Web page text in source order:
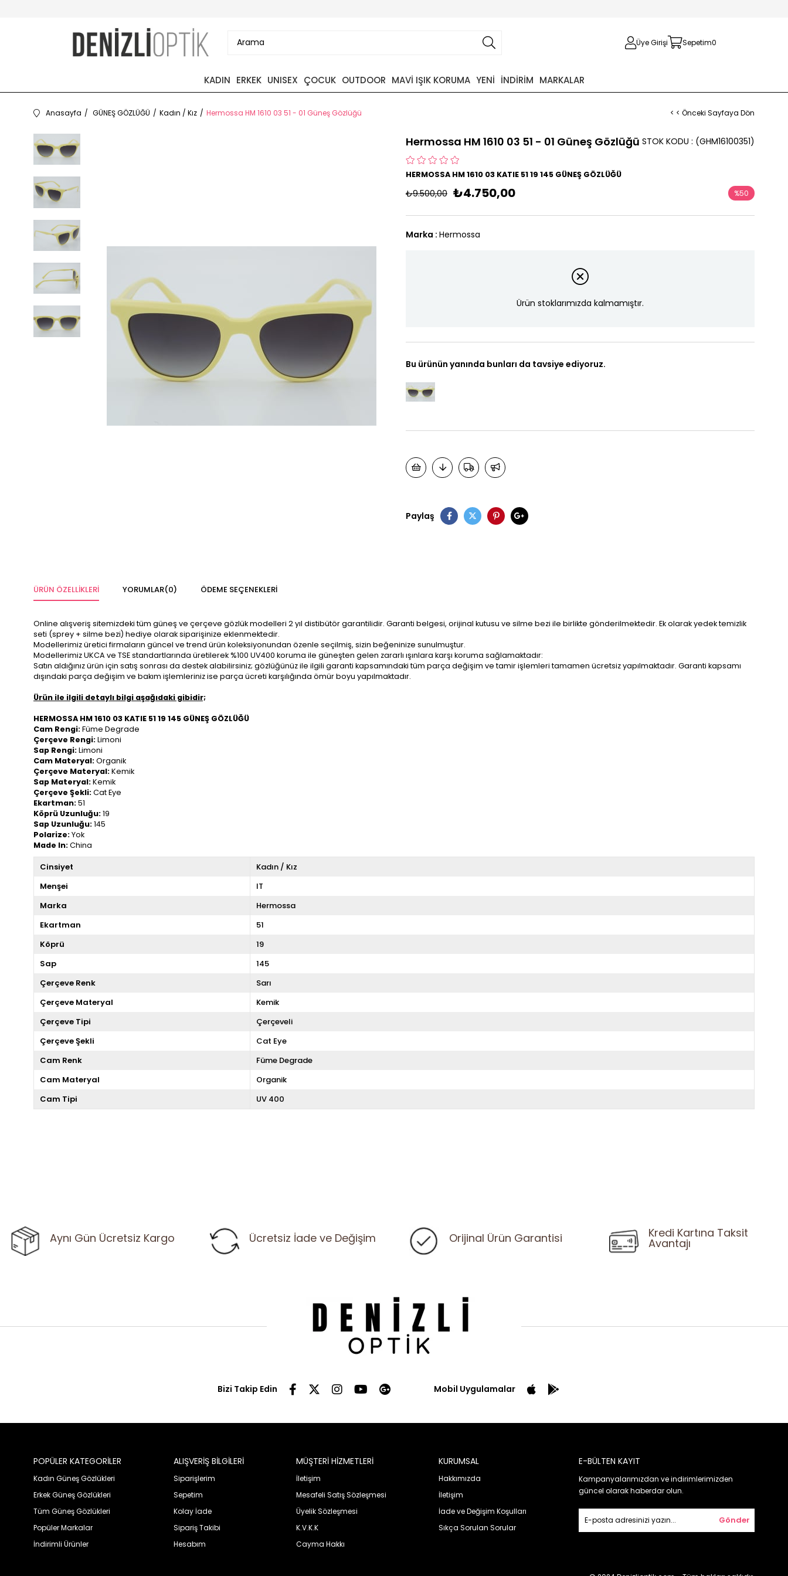
Üye Girişi Sepetim0
KADIN ERKEK UNISEX ÇOCUK OUTDOOR MAVİ IŞIK KORUMA YENİ İNDİRİM MARKALAR
Anasayfa GÜNEŞ GÖZLÜĞÜ Kadın / Kız Hermossa HM 1610 03 51 - 01 Güneş Gözlüğü < < Önceki Sayfaya Dön
Hermossa HM 1610 03 51 - 01 Güneş Gözlüğü (GHM16100351)
STOK KODU
HERMOSSA HM 1610 03 KATIE 51 19 145 GÜNEŞ GÖZLÜĞÜ
₺9.500,00 ₺4.750,00 %50
Marka : Hermossa
Ürün stoklarımızda kalmamıştır.
Bu ürünün yanında bunları da tavsiye ediyoruz.
Paylaş
ÜRÜN ÖZELLIKLERI YORUMLAR(0) ÖDEME SEÇENEKLERI
Online alışveriş sitemizdeki tüm güneş ve çerçeve gözlük modelleri 2 yıl distibütör garantilidir. Garanti belgesi, orijinal kutusu ve silme bezi ile birlikte gönderilmektedir. Ek olarak yedek temizlik
seti (sprey + silme bezi) hediye olarak siparişinize eklenmektedir.
Modellerimiz üretici firmaların güncel ve trend ürün koleksiyonundan özenle seçilmiş, sizin beğeninize sunulmuştur.
Modellerimiz UKCA ve TSE standartlarında üretilerek %100 UV400 koruma ile güneşten gelen zararlı ışınlara karşı koruma sağlamaktadır:
Satın aldığınız ürün için satış sonrası da destek alabilirsiniz; gözlüğünüz ile ilgili garanti kapsamındaki tüm parça değişim ve tamir işlemleri tamamen ücretsiz yapılmaktadır. Garanti kapsamı
dışındaki parça değişim ve bakım işlemleriniz ise parça ücreti karşılığında ömür boyu yapılmaktadır.
Ürün ile ilgili detaylı bilgi aşağıdaki gibidir;
HERMOSSA HM 1610 03 KATIE 51 19 145 GÜNEŞ GÖZLÜĞÜ
Cam Rengi:Füme Degrade
Çerçeve Rengi:Limoni
Sap Rengi:Limoni
Cam Materyal:Organik
Çerçeve Materyal:Kemik
Sap Materyal:Kemik
Çerçeve Şekli:Cat Eye
Ekartman:51
Köprü Uzunluğu:19
Sap Uzunluğu:145
Polarize:Yok
Made In:China
Cinsiyet
Kadın / Kız
Menşei
IT
Marka
Hermossa
Ekartman
51
Köprü
19
Sap
145
Çerçeve Renk
Sarı
Çerçeve Materyal
Kemik
Çerçeve Tipi
Çerçeveli
Çerçeve Şekli
Cat Eye
Cam Renk
Füme Degrade
Cam Materyal
Organik
Cam Tipi
UV 400
Aynı Gün Ücretsiz Kargo Ücretsiz İade ve Değişim Orijinal Ürün Garantisi Kredi Kartına Taksit
Avantajı
Bizi Takip Edin Mobil Uygulamalar
POPÜLER KATEGORİLER
Kadın Güneş Gözlükleri
Erkek Güneş Gözlükleri
Tüm Güneş Gözlükleri
Popüler Markalar
İndirimli Ürünler
ALIŞVERİŞ BİLGİLERİ
Siparişlerim
Sepetim
Kolay İade
Sipariş Takibi
Hesabım
MÜŞTERİ HİZMETLERİ
İletişim
Mesafeli Satış Sözleşmesi
Üyelik Sözleşmesi
K.V.K.K
Cayma Hakkı
KURUMSAL
Hakkımızda
İletişim
İade ve Değişim Koşulları
Sıkça Sorulan Sorular
E-BÜLTEN KAYIT
Kampanyalarımızdan ve indirimlerimizden
güncel olarak haberdar olun.
Gönder